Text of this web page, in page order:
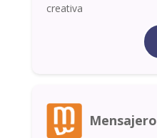
creativa
Mensajero